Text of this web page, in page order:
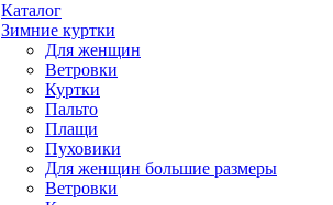
Каталог
Зимние куртки
Для женщин
Ветровки
Куртки
Пальто
Плащи
Пуховики
Для женщин большие размеры
Ветровки